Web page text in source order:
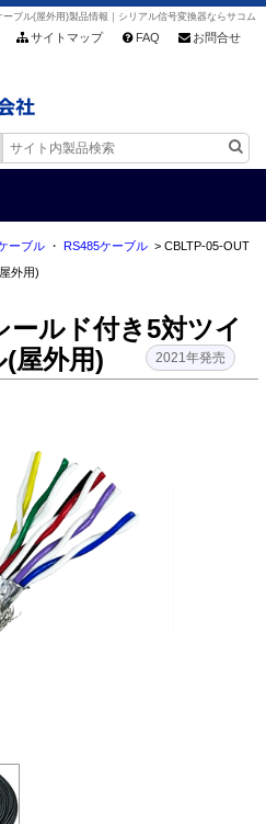
ブル(屋外用)製品情報｜シリアル信号変換器ならサコム
サイトマップ FAQ お問合せ
HOME
ウンロード
会社情報
問い合わせ
ーブル・ RS485ケーブル> CBLTP-05-OUT
外用)
ールド付き5対ツイ
屋外用)
2021年発売